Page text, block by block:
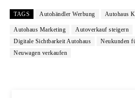
TAGS Autohändler Werbung Autohaus
Autohaus Marketing
Autoverkauf steigern
Digitale Sichtbarkeit Autohaus
Neukunden
Neuwagen verkaufen